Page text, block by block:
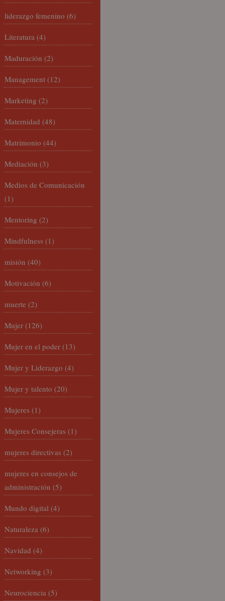
liderazgo femenino (6)
Literatura (4)
Maduración (2)
Management (12)
Marketing (2)
Maternidad (48)
Matrimonio (44)
Mediación (3)
Medios de Comunicación
(1)
Mentoring (2)
Mindfulness (1)
misión (40)
Motivación (6)
muerte (2)
Mujer (126)
Mujer en el poder (13)
Mujer y Liderazgo (4)
Mujer y talento (20)
Mujeres (1)
Mujeres Consejeras (1)
mujeres directivas (2)
mujeres en consejos de
administración (5)
Mundo digital (4)
Naturaleza (6)
Navidad (4)
Networking (3)
Neurociencia (5)